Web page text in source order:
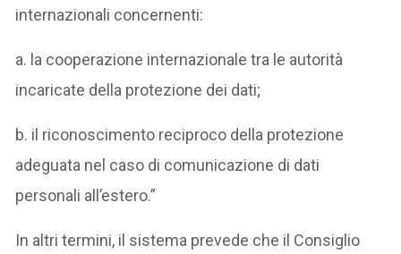
internazionali concernenti:
a. la cooperazione internazionale tra le autorità
incaricate della protezione dei dati;
b. il riconoscimento reciproco della protezione
adeguata nel caso di comunicazione di dati
personali all’estero.”
In altri termini, il sistema prevede che il Consiglio